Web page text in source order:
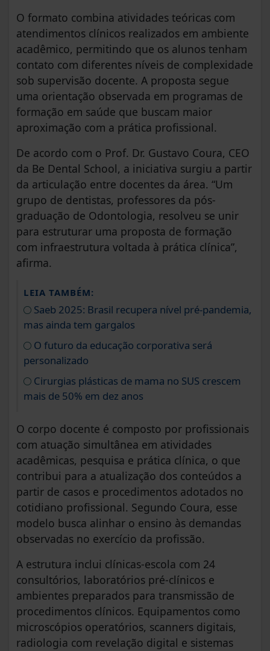
O formato combina atividades teóricas com
atendimentos clínicos realizados em ambiente
acadêmico, permitindo que os alunos tenham
contato com diferentes níveis de complexidade
sob supervisão docente. A proposta segue
uma orientação observada em programas de
formação em saúde que buscam maior
aproximação com a prática profissional.
De acordo com o Prof. Dr. Gustavo Coura, CEO
da Be Dental School, a iniciativa surgiu a partir
da articulação entre docentes da área. “Um
grupo de dentistas, professores da pós-
graduação de Odontologia, resolveu se unir
para estruturar uma proposta de formação
com infraestrutura voltada à prática clínica”,
afirma.
LEIA TAMBÉM:
Saeb 2025: Brasil recupera nível pré-pandemia,
mas ainda tem gargalos
O futuro da educação corporativa será
personalizado
Cirurgias plásticas de mama no SUS crescem
mais de 50% em dez anos
O corpo docente é composto por profissionais
com atuação simultânea em atividades
acadêmicas, pesquisa e prática clínica, o que
contribui para a atualização dos conteúdos a
partir de casos e procedimentos adotados no
cotidiano profissional. Segundo Coura, esse
modelo busca alinhar o ensino às demandas
observadas no exercício da profissão.
A estrutura inclui clínicas-escola com 24
consultórios, laboratórios pré-clínicos e
ambientes preparados para transmissão de
procedimentos clínicos. Equipamentos como
microscópios operatórios, scanners digitais,
radiologia com revelação digital e sistemas